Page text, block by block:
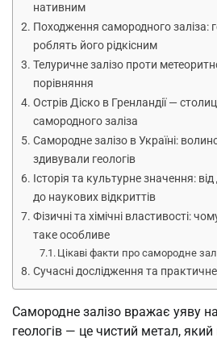
нативним
Походження самородного заліза:
роблять його рідкісним
Телуричне залізо проти
порівняння
Острів Діско в Гренландії —
самородного заліза
Самородне залізо в Україні:
здивували геологів
Історія та культурне значення: від
до наукових відкриттів
Фізичні та хімічні властивості:
таке особливе
Цікаві факти про самородне
Сучасні дослідження та
Самородне залізо вражає уяву
геологів — це чистий метал,